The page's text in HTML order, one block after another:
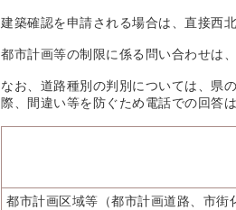
建築確認を申請される場合は、直接西
都市計画等の制限に係る問い合わせは
なお、道路種別の判別については、県
際、間違い等を防ぐため電話での回答
都市計画区域等（都市計画道路、市